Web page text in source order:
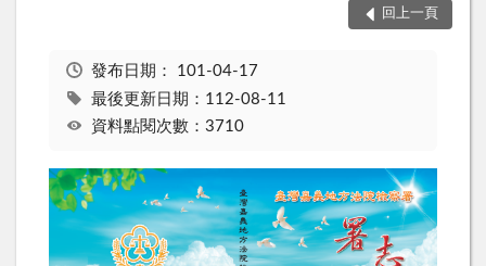
回上一頁
發布日期： 101-04-17
最後更新日期：112-08-11
資料點閱次數：3710